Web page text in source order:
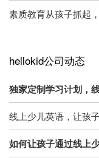
素质教育从孩子抓起
hellokid公司动态
独家定制学习计划，
线上少儿英语，让孩
如何让孩子通过线上